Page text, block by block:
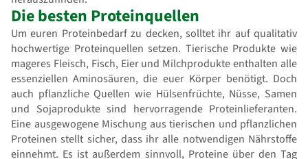
Die besten Proteinquellen
Um euren Proteinbedarf zu decken, solltet ihr auf qualitativ
hochwertige Proteinquellen setzen. Tierische Produkte wie
mageres Fleisch, Fisch, Eier und Milchprodukte enthalten alle
essenziellen Aminosäuren, die euer Körper benötigt. Doch
auch pflanzliche Quellen wie Hülsenfrüchte, Nüsse, Samen
und Sojaprodukte sind hervorragende Proteinlieferanten.
Eine ausgewogene Mischung aus tierischen und pflanzlichen
Proteinen stellt sicher, dass ihr alle notwendigen Nährstoffe
einnehmt. Es ist außerdem sinnvoll, Proteine über den Tag